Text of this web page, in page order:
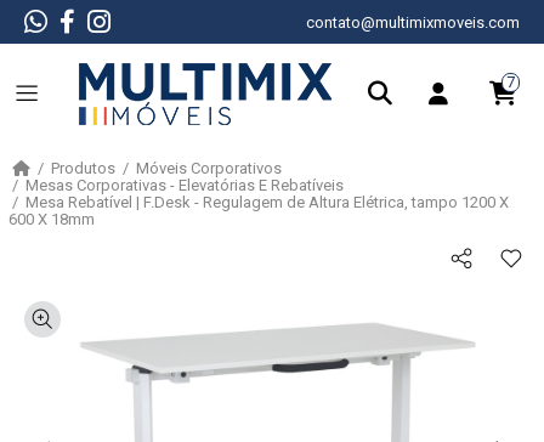
contato@multimixmoveis.com
7
Produtos
Móveis Corporativos
Mesas Corporativas - Elevatórias E Rebatíveis
Mesa Rebatível | F.Desk - Regulagem de Altura Elétrica, tampo 1200 X
600 X 18mm